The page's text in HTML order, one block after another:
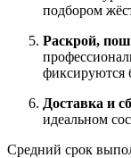
подбором
Раскрой,
фиксируются
Доставка и
идеальном
Средний срок